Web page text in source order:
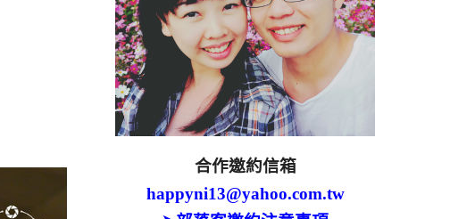
合作邀約信箱
happyni13@yahoo.com.tw